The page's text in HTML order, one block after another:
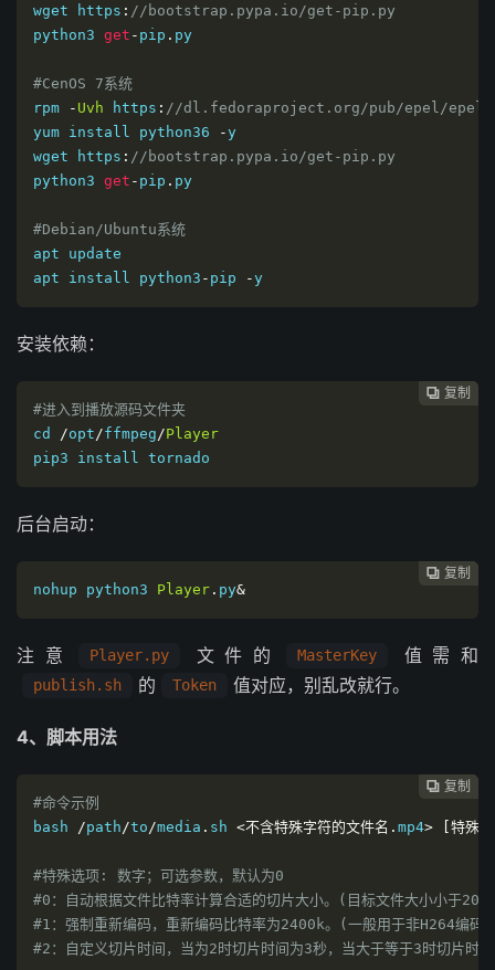
wget https : //bootstrap.pypa.io/get-pip.py
python3 get - pip . py
#CenOS 7系统
rpm
- Uvh https : //dl.fedoraproject.org/pub/epel/epel-
yum install python36
-y
wget https : //bootstrap.pypa.io/get-pip.py
python3 get - pip . py
#Debian/Ubuntu系统
apt update
apt install python3 - pip -y
安装依赖：
 复制
 复制
 复制
 复制
 复制
 复制
 复制
 复制
#进入到播放源码文件夹
cd
/opt/ffmpeg/Player
pip3 install tornado
后台启动：
 复制
 复制
 复制
 复制
 复制
 复制
 复制
nohup
python3 Player . py&
注意 Player.py 文件的 MasterKey 值需和
publish.sh 的 Token 值对应，别乱改就行。
4、脚本用法
 复制
 复制
 复制
 复制
 复制
 复制
#命令示例
bash /path/to/media . sh <不含特殊字符的文件名. mp4> [特殊
#特殊选项: 数字；可选参数，默认为0
#0：自动根据文件比特率计算合适的切片大小。(目标文件大小小于
#1：强制重新编码，重新编码比特率为2400k。(一般用于非H264编码
#2：自定义切片时间，当为2时切片时间为3秒，当大于等于3时切片时